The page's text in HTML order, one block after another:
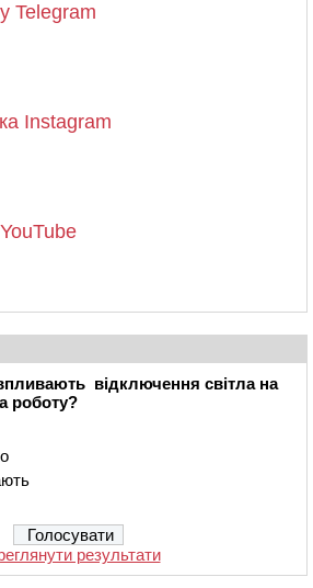
Telegram
Instagram
відключення світла на
роботу?
результати